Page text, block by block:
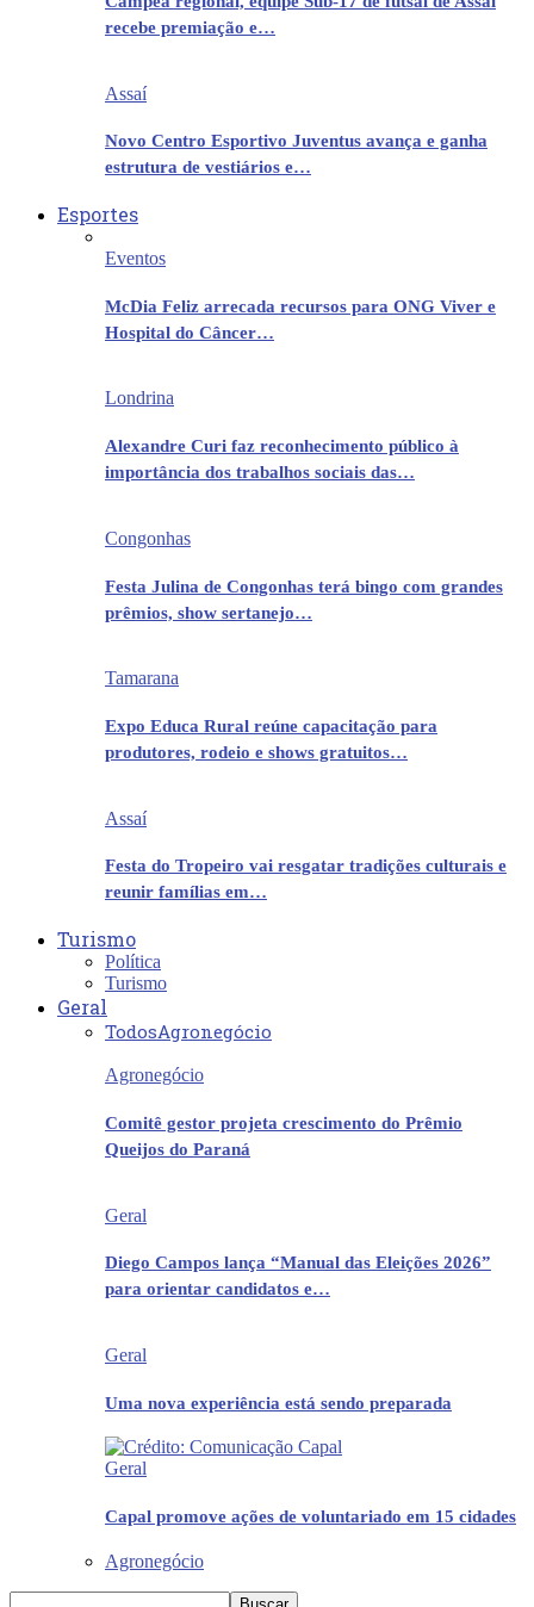
recebe premiação e…
Assaí
Novo Centro Esportivo Juventus avança e ganha
estrutura de vestiários e…
Esportes
Eventos
McDia Feliz arrecada recursos para ONG Viver e
Hospital do Câncer…
Londrina
Alexandre Curi faz reconhecimento público à
importância dos trabalhos sociais das…
Congonhas
Festa Julina de Congonhas terá bingo com grandes
prêmios, show sertanejo…
Tamarana
Expo Educa Rural reúne capacitação para
produtores, rodeio e shows gratuitos…
Assaí
Festa do Tropeiro vai resgatar tradições culturais e
reunir famílias em…
Turismo
Política
Turismo
Geral
TodosAgronegócio
Agronegócio
Comitê gestor projeta crescimento do Prêmio
Queijos do Paraná
Geral
Diego Campos lança “Manual das Eleições 2026”
para orientar candidatos e…
Geral
Uma nova experiência está sendo preparada
Geral
Capal promove ações de voluntariado em 15 cidades
Agronegócio